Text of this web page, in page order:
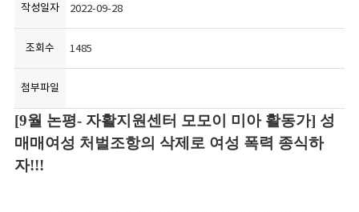
작성일자 2022-09-28
조회수 1485
첨부파일
[9월 논평- 자활지원센터 모모이 미아 활동가] 성
매매여성 처벌조항의 삭제로 여성 폭력 종식하
자!!!